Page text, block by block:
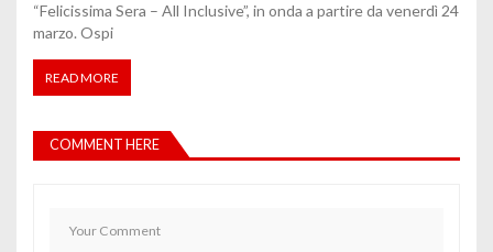
“Felicissima Sera – All Inclusive”, in onda a partire da venerdì 24
marzo. Ospi
READ MORE
COMMENT HERE